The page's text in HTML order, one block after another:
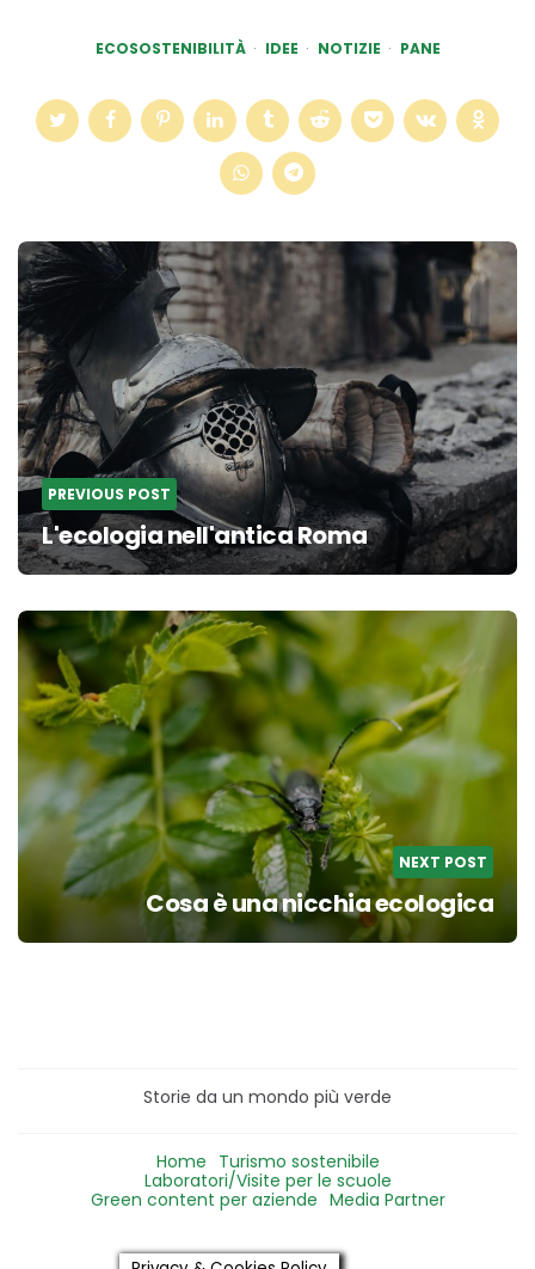
ECOSOSTENIBILITÀ IDEE NOTIZIE PANE
Post
navigation
PREVIOUS POST
L'ecologia nell'antica Roma
NEXT POST
Cosa è una nicchia ecologica
Storie da un mondo più verde
Home Turismo sostenibile
Laboratori/Visite per le scuole
Green content per aziende Media Partner